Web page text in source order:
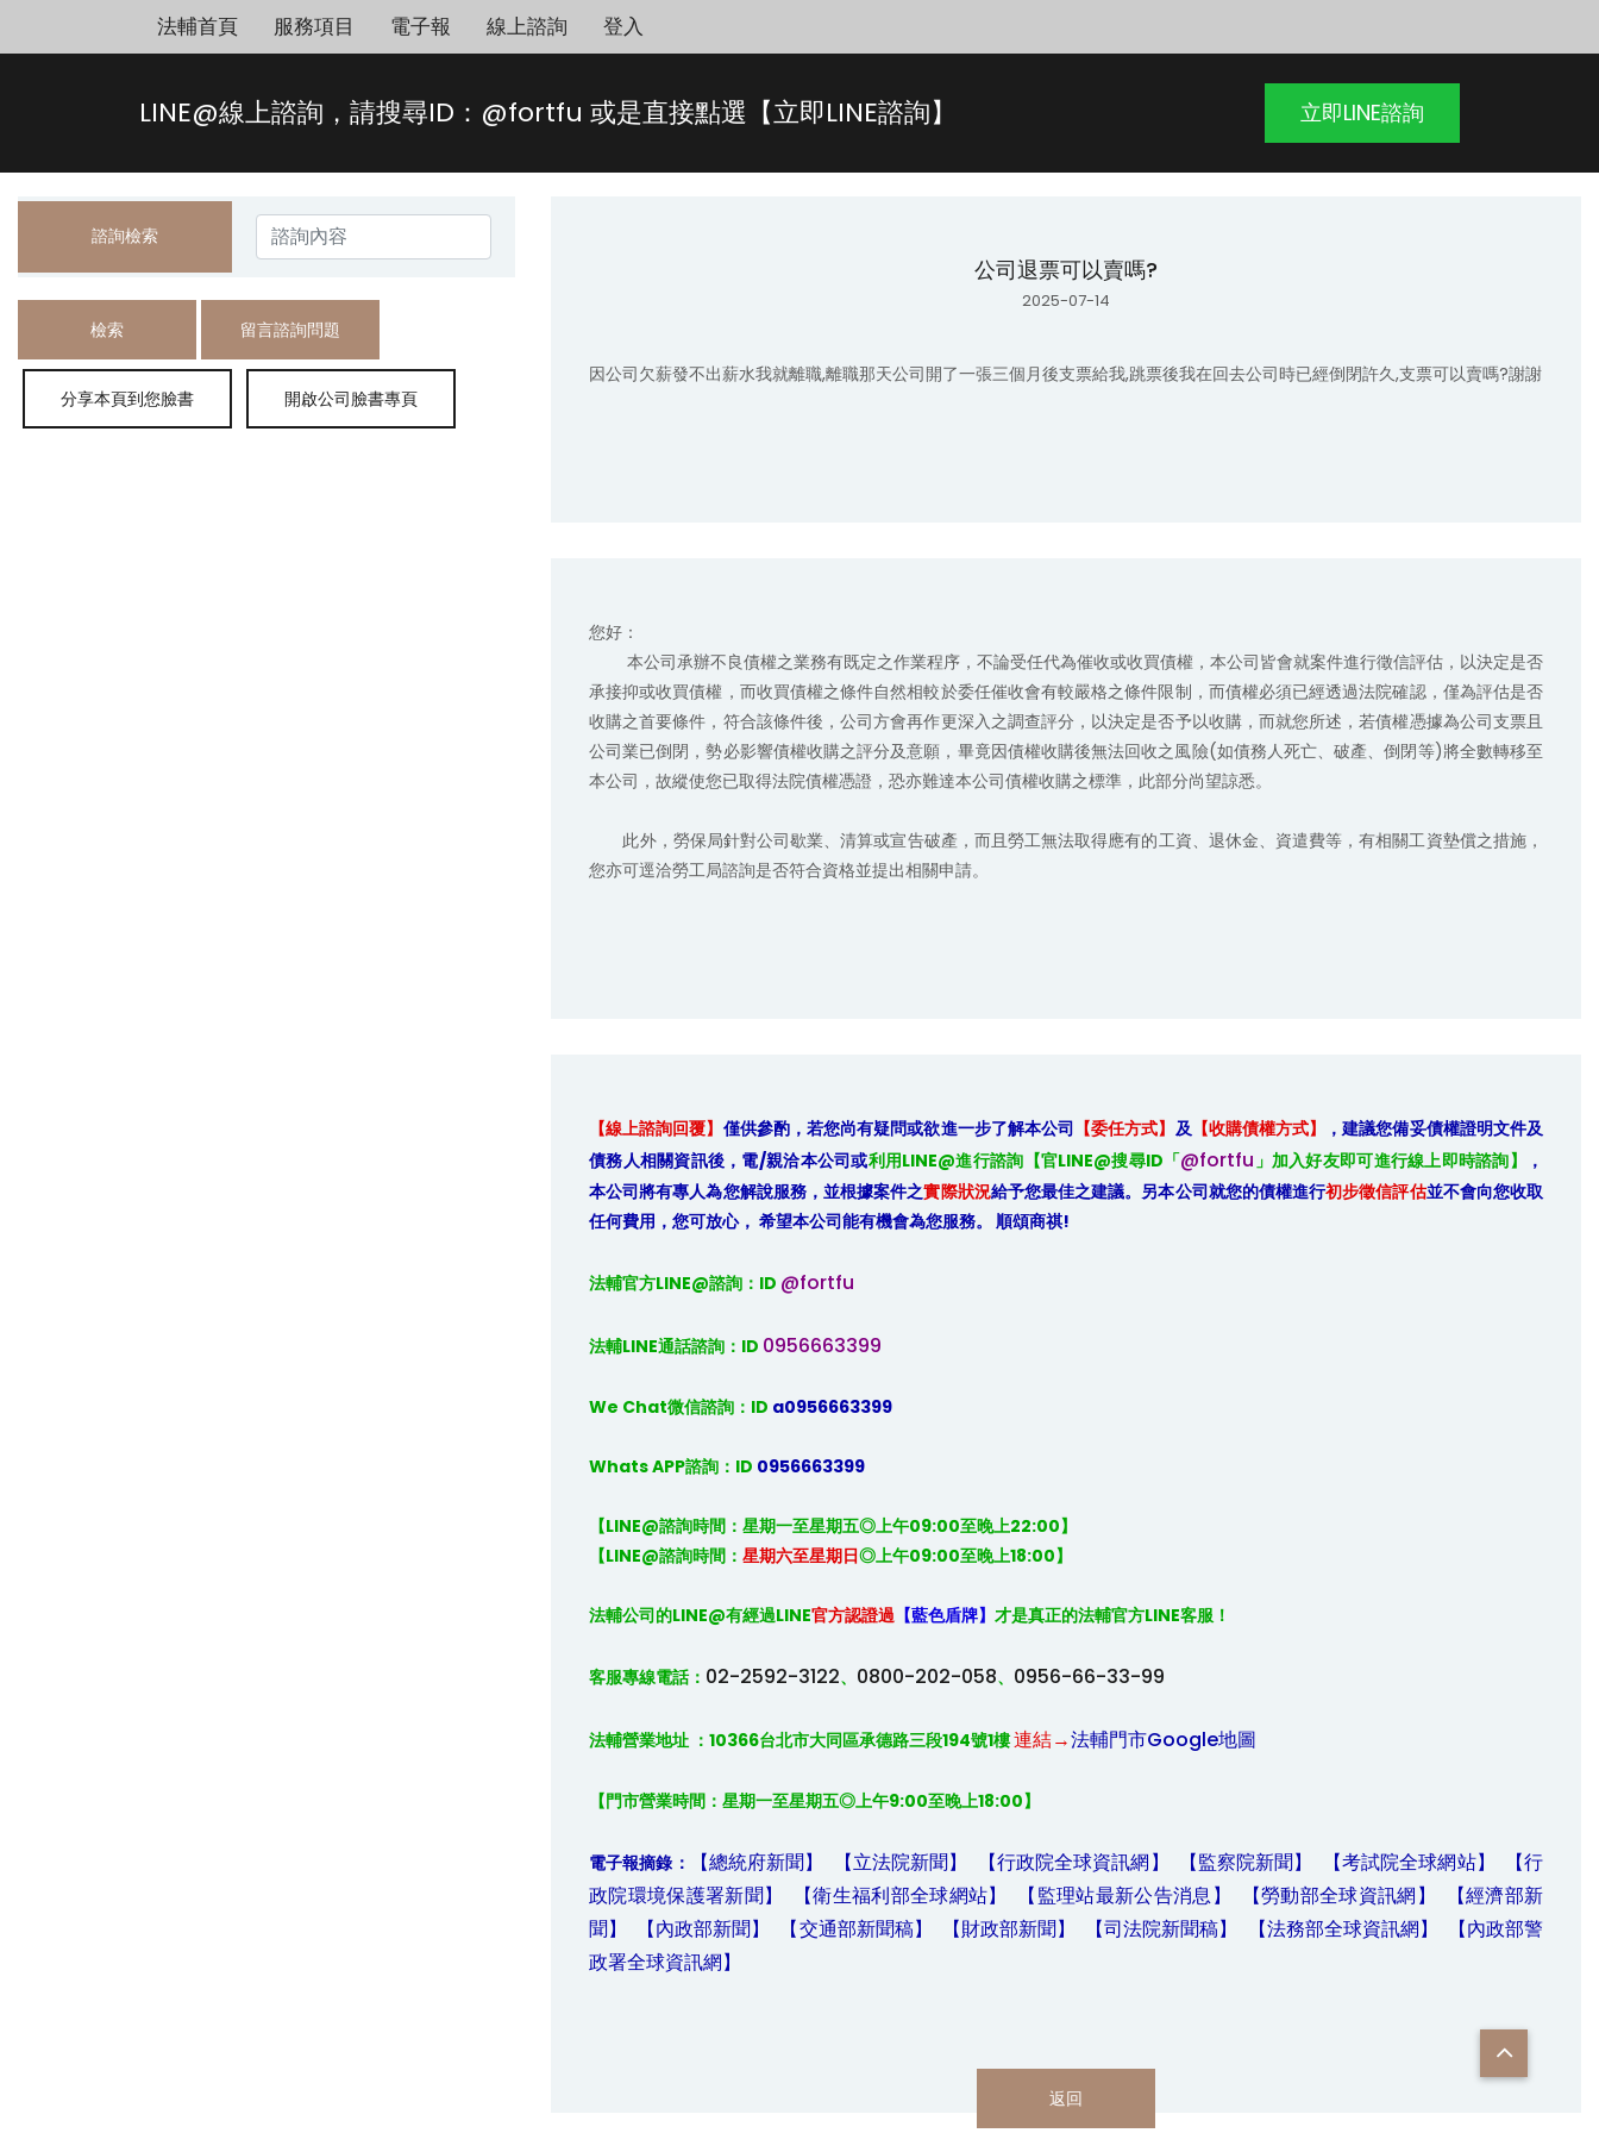
法輔首頁 服務項目 電子報 線上諮詢 登入
LINE@線上諮詢，請搜尋ID：@fortfu 或是直接點選【立即LINE諮詢】 立即LINE諮詢
諮詢檢索
檢索 留言諮詢問題
公司退票可以賣嗎?
2025-07-14
因公司欠薪發不出薪水我就離職,離職那天公司開了一張三個月後支票給我,跳票後我在回去公司時已經倒閉許久,支票可以賣嗎?謝謝
您好：
承接抑或收買債權，而收買債權之條件自然相較於委任催收會有較嚴格之條件限制，而債權必須已經透過法院確認，僅為評估是否
收購之首要條件，符合該條件後，公司方會再作更深入之調查評分，以決定是否予以收購，而就您所述，若債權憑據為公司支票且
公司業已倒閉，勢必影響債權收購之評分及意願，畢竟因債權收購後無法回收之風險(如債務人死亡、破產、倒閉等)將全數轉移至
本公司，故縱使您已取得法院債權憑證，恐亦難達本公司債權收購之標準，此部分尚望諒悉。
       此外，勞保局針對公司歇業、清算或宣告破產，而且勞工無法取得應有的工資、退休金、資遣費等，有相關工資墊償之措施，
您亦可逕洽勞工局諮詢是否符合資格並提出相關申請。
【線上諮詢回覆】 僅供參酌，若您尚有疑問或欲進一步了解本公司 【委任方式】 及【收購債權方式】
，建議您備妥債權證明文件及
債務人相關資訊後，電/親洽本公司或利用LINE@進行諮詢【官LINE@搜尋ID「@fortfu」加入好友即可進行線上即時諮詢】
，
本公司將有專人為您解說服務，並根據案件之實際狀況給予您最佳之建議。另本公司就您的債權進行初步徵信評估並不會向您收取
任何費用，您可放心， 希望本公司能有機會為您服務。 順頌商祺!
法輔官方LINE@諮詢：ID @fortfu
法輔LINE通話諮詢：ID 0956663399
We Chat微信諮詢：ID a0956663399
Whats APP諮詢：ID 0956663399
【LINE@諮詢時間：星期一至星期五◎上午09:00至晚上22:00】
【LINE@諮詢時間： 星期六至星期日◎上午09:00至晚上18:00】
法輔公司的LINE@有經過LINE官方認證過 【藍色盾牌】 才是真正的法輔官方LINE客服！
客服專線電話： 02-2592-3122、 0800-202-058、 0956-66-33-99
法輔營業地址 ：10366台北市大同區承德路三段194號1樓 連結→法輔門市Google地圖
【門市營業時間：星期一至星期五◎上午9:00至晚上18:00】
電子報摘錄： 【總統府新聞】 【立法院新聞】 【行政院全球資訊網】 【監察院新聞】 【考試院全球網站】
【行
政院環境保護署新聞】
【衛生福利部全球網站】 【監理站最新公告消息】 【勞動部全球資訊網】
【經濟部新
聞】
【內政部新聞】 【交通部新聞稿】 【財政部新聞】 【司法院新聞稿】 【法務部全球資訊網】
【內政部警
政署全球資訊網】
返回